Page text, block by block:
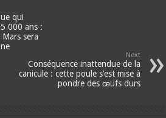
qui
000 ans :
sera
Next
Conséquence inattendue de la
canicule : cette poule s’est mise à
pondre des œufs durs